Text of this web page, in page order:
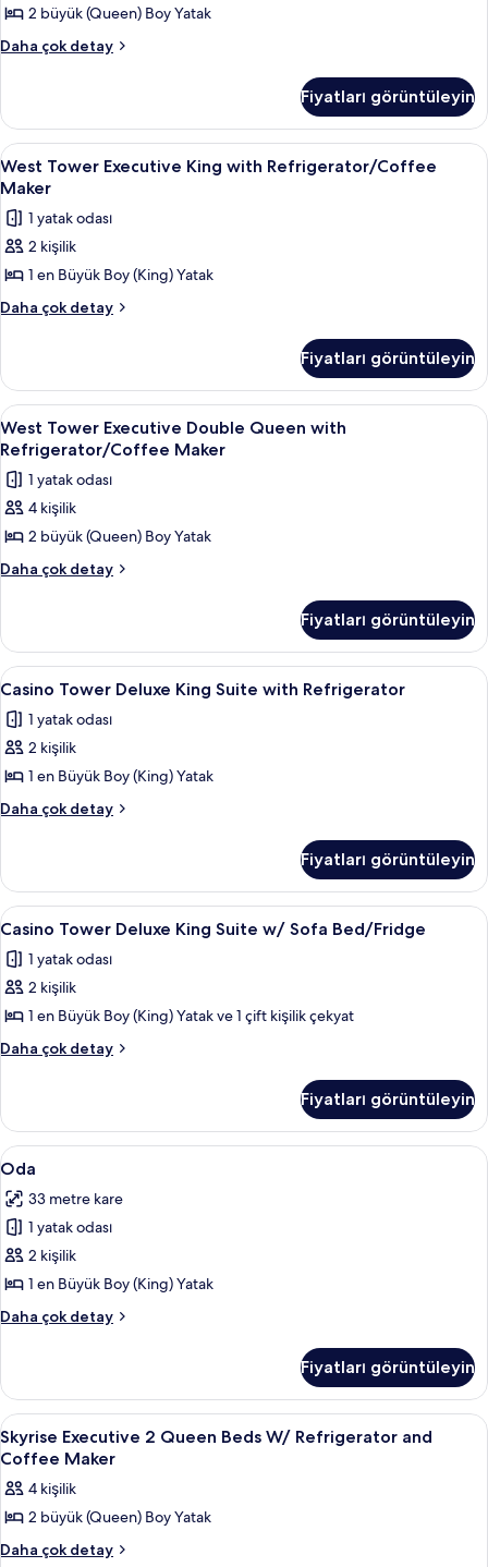
Queen
with
tüm
fotoğrafları
görün
2 büyük (Queen) Boy Yatak
Daha çok detay
West
Queen
with
Refrigerator
hakkında
fazla
detay
Fiyatları görüntüleyin
West
Tower
Executive
King
with
Refrigerator/Coffee
Maker
fotoğrafları
görün
West Tower Executive King with
3
West Tower Executive King with Refrigerator/Coffee
Maker
1 yatak odası
2 kişilik
1 en Büyük Boy (King) Yatak
Daha çok detay
West
with
Refrigerator/Coffee
Maker
hakkında
fazla
detay
Fiyatları görüntüleyin
West
Tower
Executive
Double
Queen
with
Refrigerator/Coffee
tüm
fotoğrafları
görün
Odada kasa, masa, güneşlik/perde,
5
West Tower Executive Double Queen with
Refrigerator/Coffee Maker
1 yatak odası
4 kişilik
2 büyük (Queen) Boy Yatak
Daha çok detay
West
Queen
with
Refrigerator/Coffee
hakkında
daha
detay
Fiyatları görüntüleyin
Casino
Tower
Deluxe
King
Suite
with
tüm
fotoğrafları
görün
Odada kasa, masa, güneşlik/perde,
2
Casino Tower Deluxe King Suite with Refrigerator
1 yatak odası
2 kişilik
1 en Büyük Boy (King) Yatak
Daha çok detay
Casino
Suite
with
Refrigerator
daha
fazla
Fiyatları görüntüleyin
Casino
Tower
Deluxe
King
Suite
w/
için
tüm
fotoğrafları
görün
Casino Tower Deluxe King Suite w/
1
Casino Tower Deluxe King Suite w/ Sofa Bed/Fridge
1 yatak odası
2 kişilik
1 en Büyük Boy (King) Yatak ve 1 çift kişilik çekyat
Daha çok detay
Casino
Suite
w/
Sofa
hakkında
daha
fazla
detay
Fiyatları görüntüleyin
Oda
için
tüm
fotoğrafları
görün
Odada kasa, masa, güneşlik/perde,
1
Oda
33 metre kare
1 yatak odası
2 kişilik
1 en Büyük Boy (King) Yatak
Daha çok detay
Oda
detay
Fiyatları görüntüleyin
Skyrise
Executive
2
Queen
Beds
W/
Odada kasa, masa, güneşlik/perde,
1
Skyrise Executive 2 Queen Beds W/ Refrigerator and
Coffee Maker
4 kişilik
2 büyük (Queen) Boy Yatak
Daha çok detay
Skyrise